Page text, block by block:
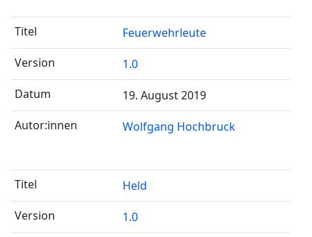
Feuerwehrleute
1.0
19. August 2019
Wolfgang Hochbruck
Held
1.0